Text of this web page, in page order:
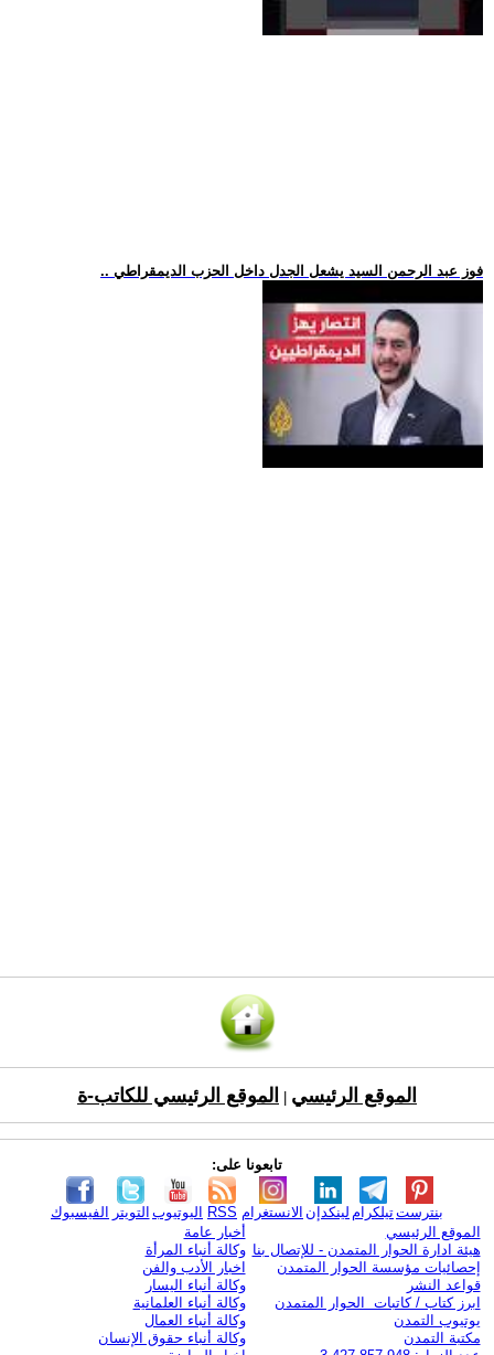
.. فوز عبد الرحمن السيد يشعل الجدل داخل الحزب الديمقراطي
الموقع الرئيسي الموقع الرئيسي للكاتب-ة
تابعونا على:
الفيسبوك التويتر اليوتيوب RSS الانستغرام لينكدإن تيلكرامبنترست
الموقع الرئيسي
هيئة ادارة الحوار المتمدن - للإتصال بنا
إحصائيات مؤسسة الحوار المتمدن
قواعد النشر
ابرز كتاب / كاتبات الحوار المتمدن
يوتيوب التمدن
مكتبة التمدن
أخبار عامة
وكالة أنباء المرأة
اخبار الأدب والفن
وكالة أنباء اليسار
وكالة أنباء العلمانية
وكالة أنباء العمال
وكالة أنباء حقوق الإنسان